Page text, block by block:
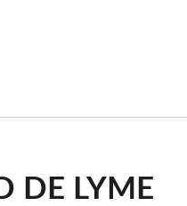
DE LYME